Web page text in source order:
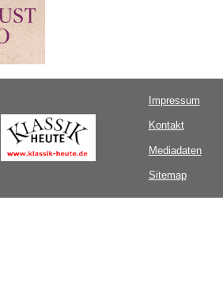
Impressum
Kontakt
Mediadaten
Sitemap